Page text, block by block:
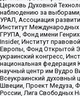
Церковь Духовной
наблюдению за
УРАЛ, Ассоциация
Институт
ГРУПА, Фонд имени
Insider, Институт
Европы, Фонд Открытой
украинский конгресс,
национальная
научный центр им Вудро
Всеукраинский духовный
Швеции, Проект Медуза,
России, Лига Свободных